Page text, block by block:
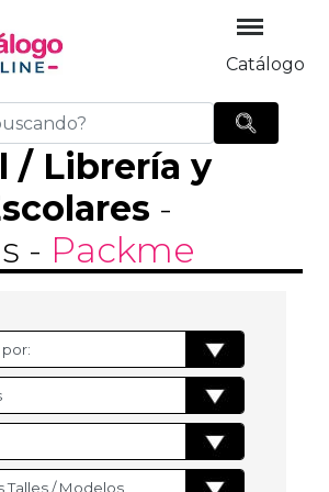
Catálogo
/ Librería y
-
- Packme